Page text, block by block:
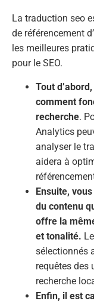
La traduction seo
de référencement
les meilleures
pour le SEO.
Tout
comment
recherche.
Analytics
analyser le
aidera à
Ensuite,
du contenu
offre la
et tonalité.
sélectionnés
requêtes des
recherche
Enfin, il est